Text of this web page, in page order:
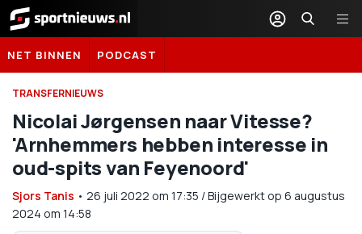
Sportnieuws.nl
NET BINNEN PODCAST
TRANSFERNIEUWS
Nicolai Jørgensen naar Vitesse?
'Arnhemmers hebben interesse in
oud-spits van Feyenoord'
Sjors Tanis • 26 juli 2022 om 17:35 /Bijgewerkt op 6 augustus
2024 om 14:58